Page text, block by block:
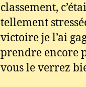
classement,
tellement
victoire je l’ai
prendre encore
vous le verrez